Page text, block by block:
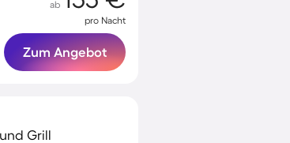
ab
pro Nacht
Zum Angebot
Grill